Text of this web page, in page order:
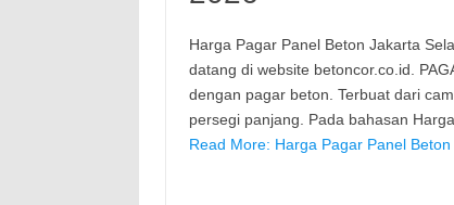
Harga Pagar Panel Beton Jakarta
datang di website betoncor.co.id.
dengan pagar beton. Terbuat dari
persegi panjang. Pada bahasan
Read More: Harga Pagar Panel